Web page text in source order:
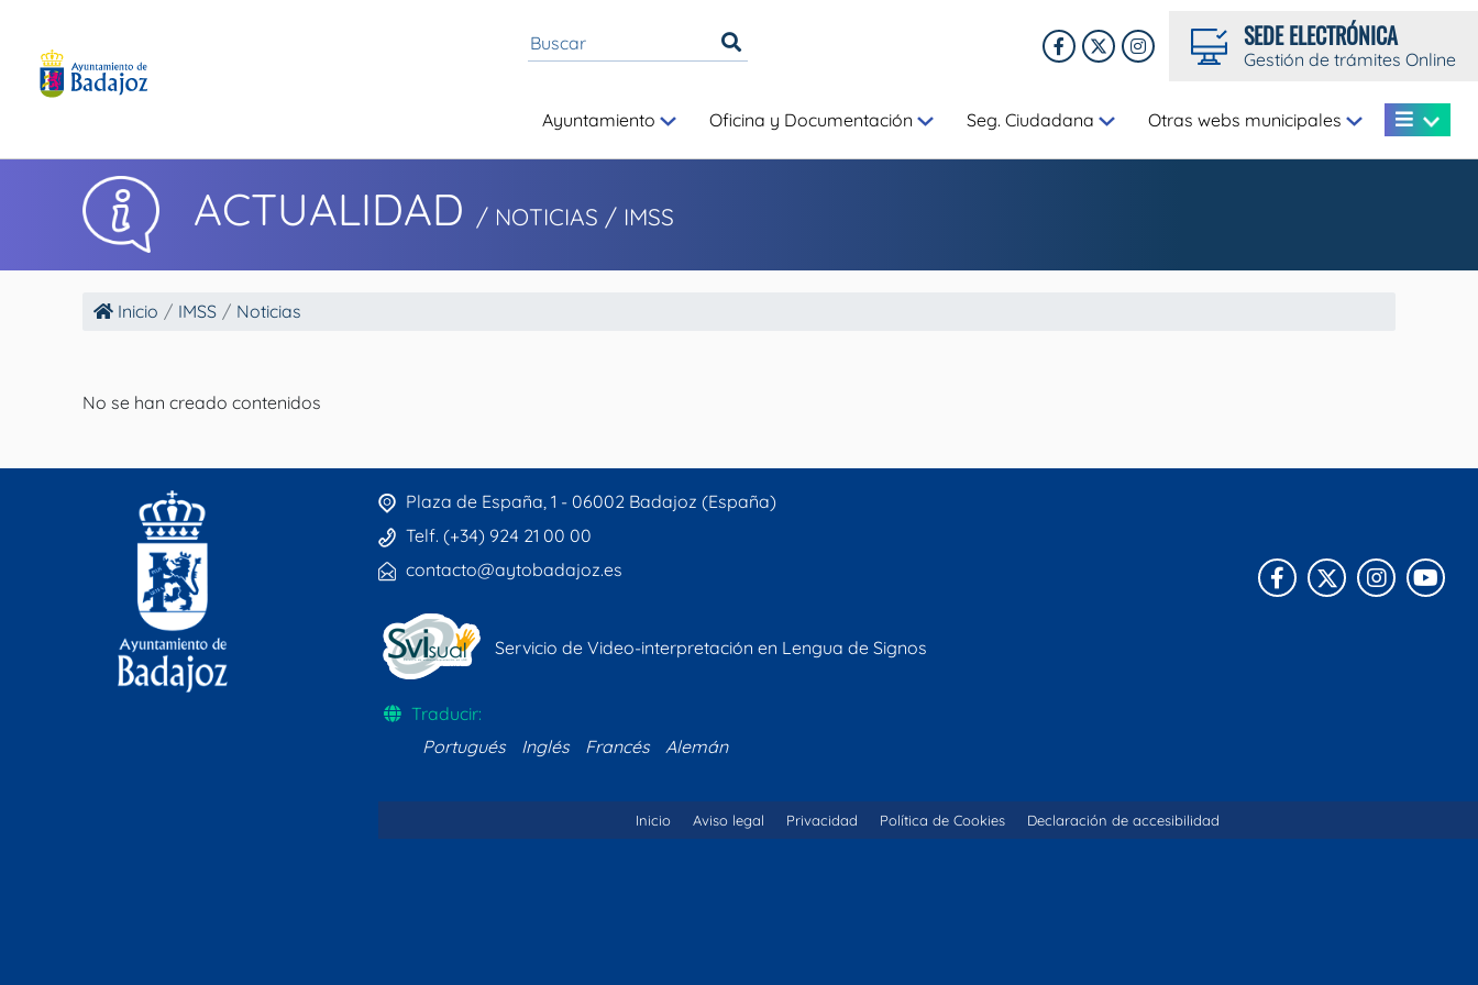
SEDE ELECTRÓNICA
Gestión de trámites Online
Ayuntamiento Oficina y Documentación Seg. Ciudadana Otras webs municipales
ACTUALIDAD / NOTICIAS / IMSS
Inicio IMSS Noticias
No se han creado contenidos
Plaza de España, 1 - 06002 Badajoz (España)
Telf. (+34) 924 21 00 00
contacto@aytobadajoz.es
Facebook
X
Servicio de Video-interpretación en Lengua de Signos
Traducir:
Portugués
Inglés Francés Alemán
Inicio Aviso legal Privacidad Política de Cookies Declaración de accesibilidad